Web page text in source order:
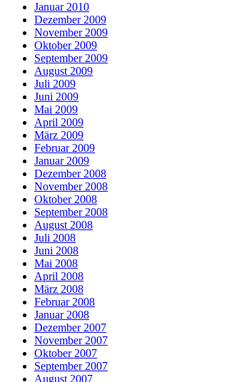
Januar 2010
Dezember 2009
November 2009
Oktober 2009
September 2009
August 2009
Juli 2009
Juni 2009
Mai 2009
April 2009
März 2009
Februar 2009
Januar 2009
Dezember 2008
November 2008
Oktober 2008
September 2008
August 2008
Juli 2008
Juni 2008
Mai 2008
April 2008
März 2008
Februar 2008
Januar 2008
Dezember 2007
November 2007
Oktober 2007
September 2007
August 2007